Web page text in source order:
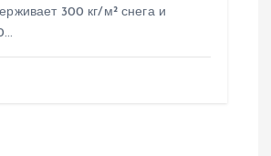
300 кг/м² снега и